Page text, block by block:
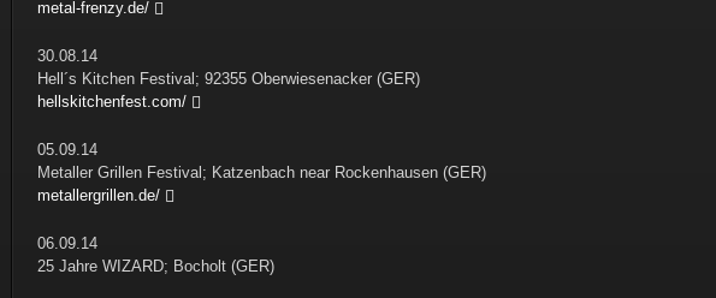
metal-frenzy.de/
30.08.14
Hell´s Kitchen Festival; 92355 Oberwiesenacker (GER)
hellskitchenfest.com/
05.09.14
Metaller Grillen Festival; Katzenbach near Rockenhausen (GER)
metallergrillen.de/
06.09.14
25 Jahre WIZARD; Bocholt (GER)